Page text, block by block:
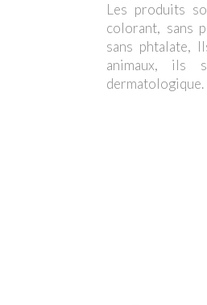
Les produits
colorant, sans
sans phtalate,
animaux, ils
dermatologique.